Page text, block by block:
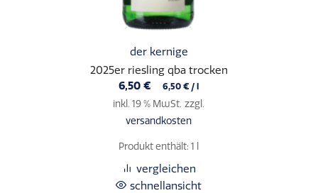
der kernige
2025er riesling qba trocken
6,50€ 6,50€ /
inkl. 19 % MwSt. zzgl.
versandkosten
Produkt enthält: 1
vergleichen
schnellansicht